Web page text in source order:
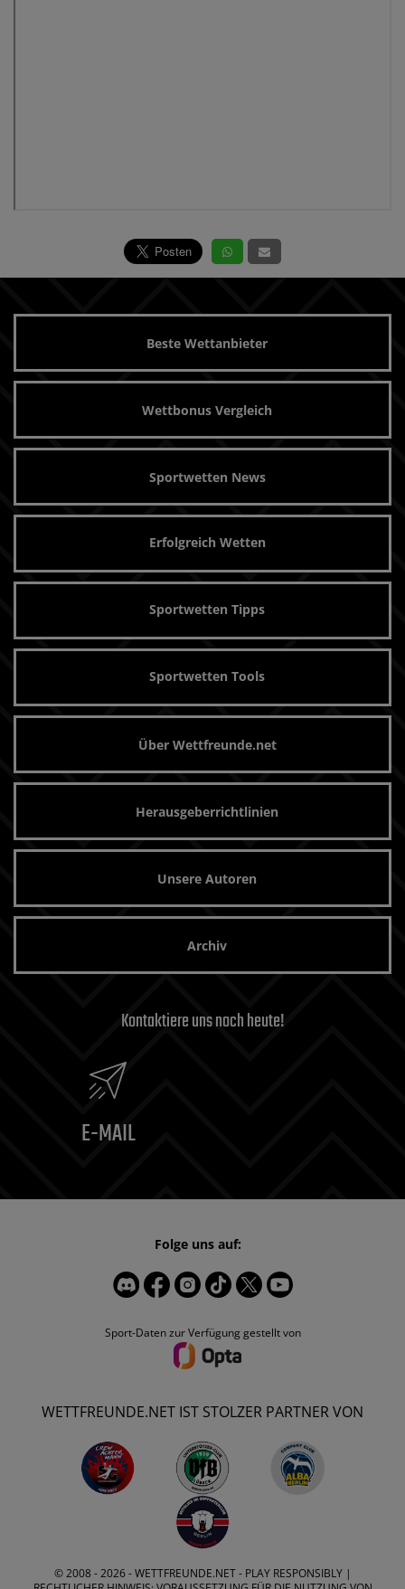
Beste Wettanbieter
Wettbonus Vergleich
Sportwetten News
Erfolgreich Wetten
Sportwetten Tipps
Sportwetten Tools
Über Wettfreunde.net
Herausgeberrichtlinien
Unsere Autoren
Archiv
Kontaktiere uns noch heute!
E-MAIL
Sport-Daten zur Verfügung gestellt von
Folge uns auf:
WETTFREUNDE.NET IST STOLZER PARTNER VON
© 2008 - 2026 -WETTFREUNDE.NET- PLAY RESPONSIBLY |